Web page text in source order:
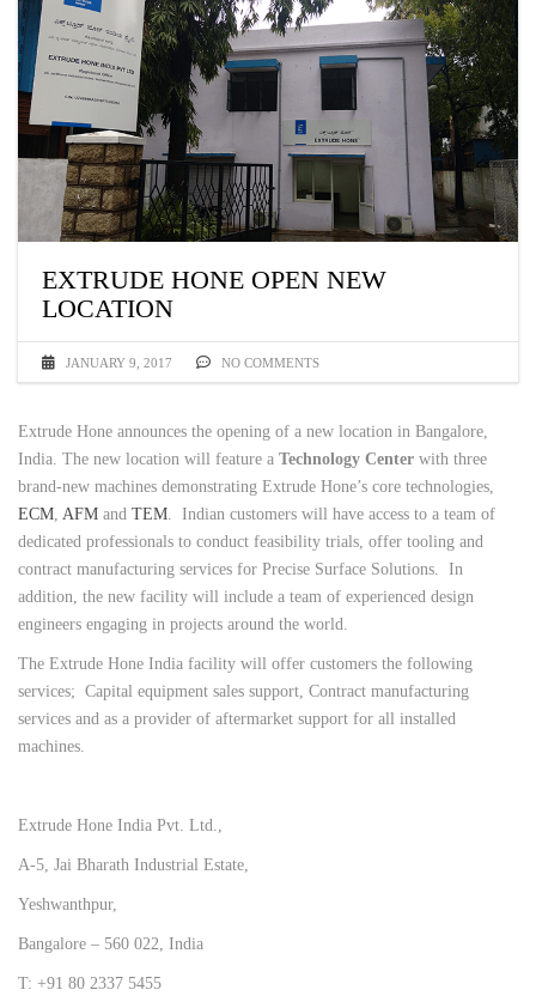
EXTRUDE HONE OPEN NEW
LOCATION
JANUARY 9, 2017 NO COMMENTS
Extrude Hone announces the opening of a new location in Bangalore,
India. The new location will feature a Technology Center with three
brand-new machines demonstrating Extrude Hone’s core technologies,
ECM, AFM and TEM. Indian customers will have access to a team of
dedicated professionals to conduct feasibility trials, offer tooling and
contract manufacturing services for Precise Surface Solutions. In
addition, the new facility will include a team of experienced design
engineers engaging in projects around the world.
The Extrude Hone India facility will offer customers the following
services; Capital equipment sales support, Contract manufacturing
services and as a provider of aftermarket support for all installed
machines.
Extrude Hone India Pvt. Ltd.,
A-5, Jai Bharath Industrial Estate,
Yeshwanthpur,
Bangalore – 560 022, India
T: +91 80 2337 5455